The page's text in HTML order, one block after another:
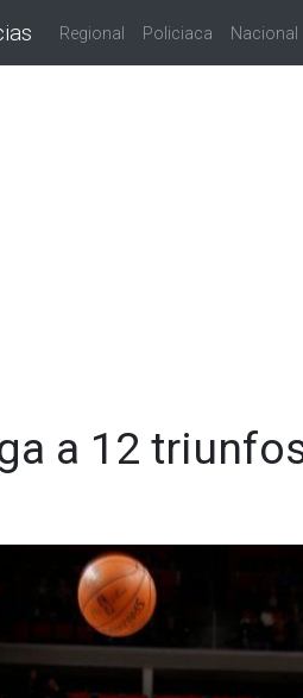
Regional Policiaca Nacional
a 12